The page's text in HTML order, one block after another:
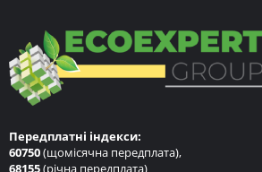
Передплатні індекси:
60750(щомісячна передплата),
68155(річна передплата)